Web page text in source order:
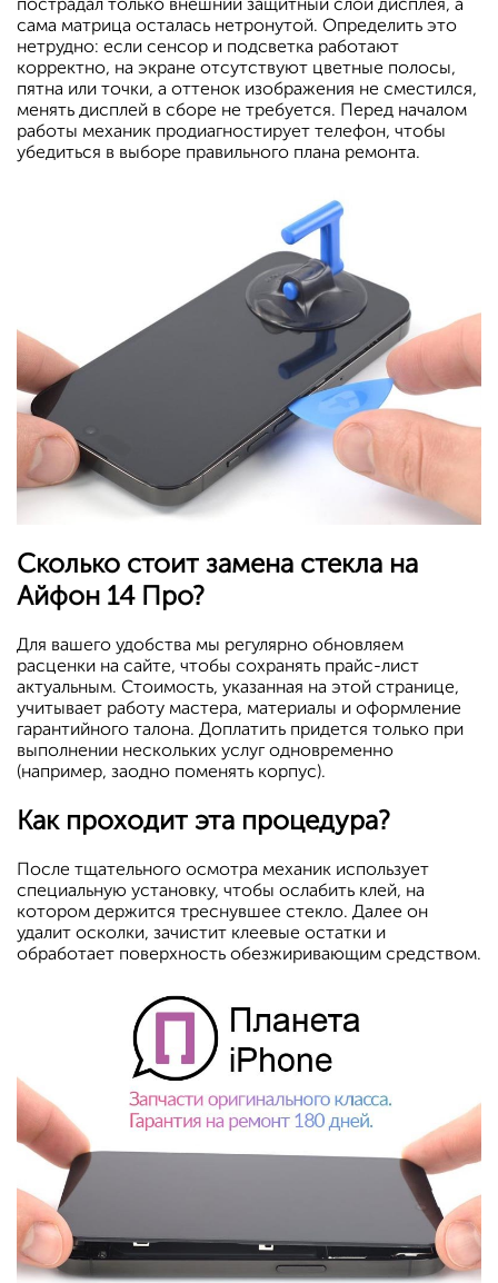
сама матрица осталась нетронутой. Определить это
нетрудно: если сенсор и подсветка работают
корректно, на экране отсутствуют цветные полосы,
пятна или точки, а оттенок изображения не сместился,
менять дисплей в сборе не требуется. Перед началом
работы механик продиагностирует телефон, чтобы
убедиться в выборе правильного плана ремонта.
Сколько стоит замена стекла на
Айфон 14 Про?
Для вашего удобства мы регулярно обновляем
расценки на сайте, чтобы сохранять прайс-лист
актуальным. Стоимость, указанная на этой странице,
учитывает работу мастера, материалы и оформление
гарантийного талона. Доплатить придется только при
выполнении нескольких услуг одновременно
(например, заодно поменять корпус).
Как проходит эта процедура?
После тщательного осмотра механик использует
специальную установку, чтобы ослабить клей, на
котором держится треснувшее стекло. Далее он
удалит осколки, зачистит клеевые остатки и
обработает поверхность обезжиривающим средством.